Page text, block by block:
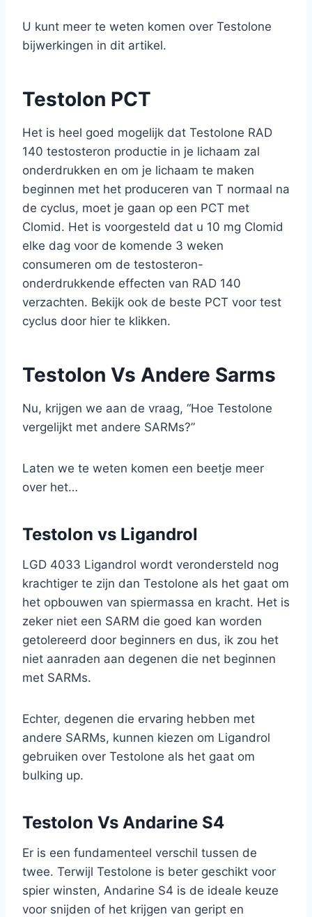
U kunt meer te weten komen over Testolone
bijwerkingen in dit artikel.
Testolon PCT
Het is heel goed mogelijk dat Testolone RAD
140 testosteron productie in je lichaam zal
onderdrukken en om je lichaam te maken
beginnen met het produceren van T normaal na
de cyclus, moet je gaan op een PCT met
Clomid. Het is voorgesteld dat u 10 mg Clomid
elke dag voor de komende 3 weken
consumeren om de testosteron-
onderdrukkende effecten van RAD 140
verzachten. Bekijk ook de beste PCT voor test
cyclus door hier te klikken.
Testolon Vs Andere Sarms
Nu, krijgen we aan de vraag, “Hoe Testolone
vergelijkt met andere SARMs?”
Laten we te weten komen een beetje meer
over het…
Testolon vs Ligandrol
LGD 4033 Ligandrol wordt verondersteld nog
krachtiger te zijn dan Testolone als het gaat om
het opbouwen van spiermassa en kracht. Het is
zeker niet een SARM die goed kan worden
getolereerd door beginners en dus, ik zou het
niet aanraden aan degenen die net beginnen
met SARMs.
Echter, degenen die ervaring hebben met
andere SARMs, kunnen kiezen om Ligandrol
gebruiken over Testolone als het gaat om
bulking up.
Testolon Vs Andarine S4
Er is een fundamenteel verschil tussen de
twee. Terwijl Testolone is beter geschikt voor
spier winsten, Andarine S4 is de ideale keuze
voor snijden of het krijgen van geript en